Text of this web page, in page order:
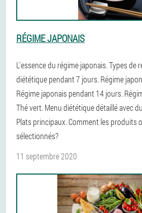
RÉGIME JAPONAIS
L'essence du régime japonais. Types de
diététique pendant 7 jours. Régime
Régime japonais pendant 14 jours.
Thé vert. Menu diététique détaillé avec
Plats principaux. Comment les produits
sélectionnés?
11 septembre 2020